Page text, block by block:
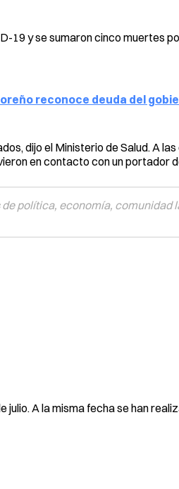
19 y se sumaron cinco muertes
reconoce deuda del
dijo el Ministerio de Salud. A
en contacto con un portador
política, economía, comunidad
A la misma fecha se han